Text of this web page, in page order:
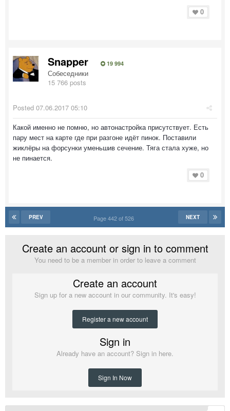
0
Snapper 19 994
Собеседники
15 766 posts
Posted 07.06.2017 05:10
Какой именно не помню, но автонастройка присутствует. Есть
пару мест на карте где при разгоне идёт пинок. Поставили
жиклёры на форсунки уменьшив сечение. Тяга стала хуже, но
не пинается.
0
PREV NEXT
Page 442 of 526
Create an account or sign in to comment
You need to be a member in order to leave a comment
Create an account
Sign up for a new account in our community. It's easy!
Register a new account
Sign in
Already have an account? Sign in here.
Sign In Now